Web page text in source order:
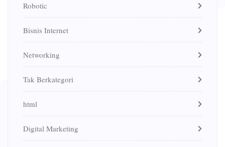
Robotic
Bisnis Internet
Networking
Tak Berkategori
html
Digital Marketing